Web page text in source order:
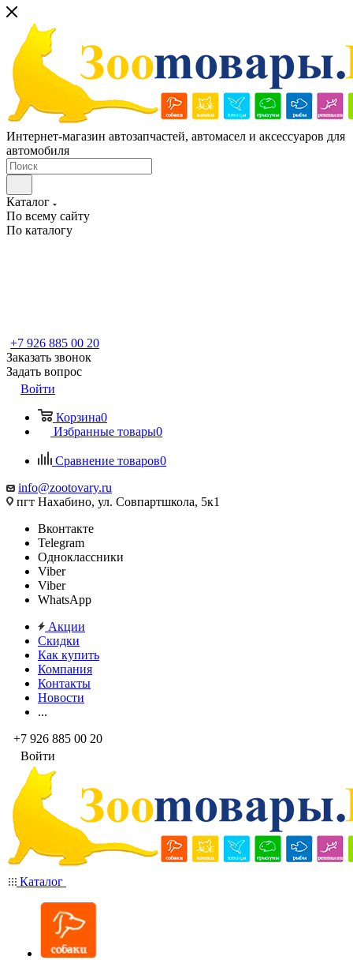
Интернет-магазин автозапчастей, автомасел и аксессуаров для
автомобиля
Каталог
По всему сайту
По каталогу
+7 926 885 00 20
Заказать звонок
Задать вопрос
Войти
Корзина0
Избранные товары0
Сравнение товаров0
info@zootovary.ru
пгт Нахабино, ул. Совпартшкола, 5к1
Вконтакте
Telegram
Одноклассники
Viber
Viber
WhatsApp
Акции
Скидки
Как купить
Компания
Контакты
Новости
...
+7 926 885 00 20
Войти
Каталог